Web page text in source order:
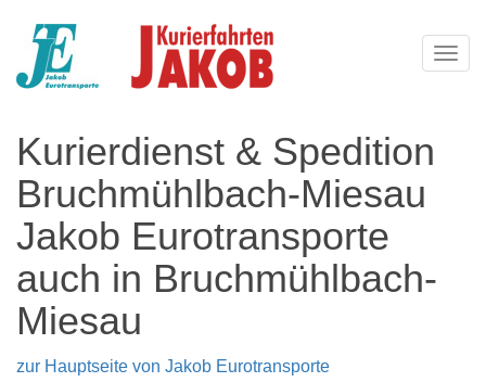
Kurierdienst & Spedition
Bruchmühlbach-Miesau
Jakob Eurotransporte
auch in Bruchmühlbach-
Miesau
zur Hauptseite von Jakob Eurotransporte